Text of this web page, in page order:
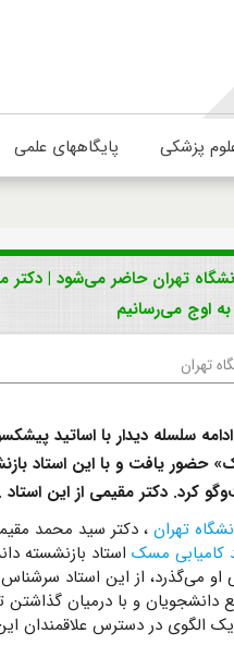
پزشکی پایگاههای علمی
تهران حاضر می‌شود | دکتر
به اوج می‌رسانیم
تهران
سلسله دیدار با اساتید
حضور یافت و با این استاد
کرد. دکتر مقیمی از این استاد
تهران ، دکتر سید محمد
کامیابی مسک استاد بازنشسته
او می‌گذرد، از این استاد
و با درمیان گذاشتن
الگوی در دسترس علاقمندان